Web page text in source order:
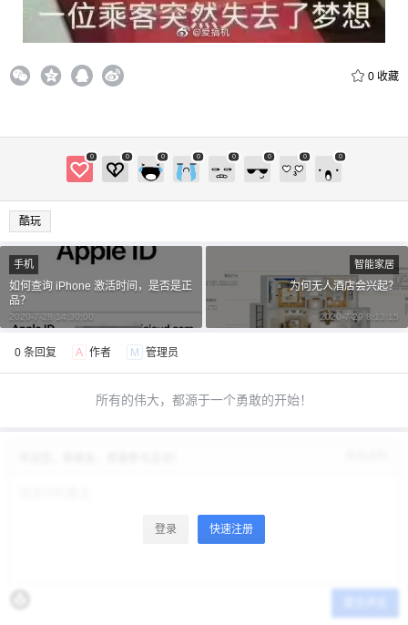
0 收藏
0 0 0 0 0 0 0 0
酷玩
手机
如何查询 iPhone 激活时间，是否是正
品？
2020-7-28 14:30:00
智能家居
为何无人酒店会兴起？
2020-7-29 8:13:15
0 条回复 A 作者 M 管理员
所有的伟大，都源于一个勇敢的开始！
登录 快速注册